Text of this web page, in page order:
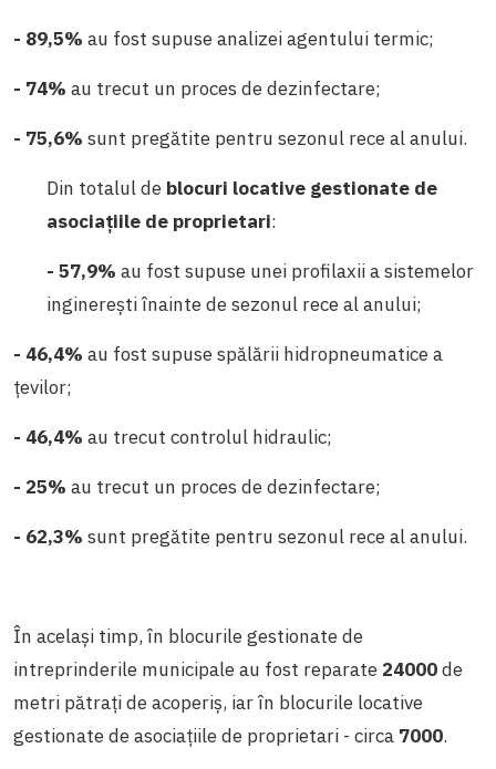
- 89,5% au fost supuse analizei agentului termic;
- 74% au trecut un proces de dezinfectare;
- 75,6% sunt pregătite pentru sezonul rece al anului.
Din totalul de blocuri locative gestionate de
asociațiile de proprietari:
- 57,9% au fost supuse unei profilaxii a sistemelor
inginerești înainte de sezonul rece al anului;
- 46,4% au fost supuse spălării hidropneumatice a
țevilor;
- 46,4% au trecut controlul hidraulic;
- 25% au trecut un proces de dezinfectare;
- 62,3% sunt pregătite pentru sezonul rece al anului.
În același timp, în blocurile gestionate de
intreprinderile municipale au fost reparate 24000de
metri pătrați de acoperiș, iar în blocurile locative
gestionate de asociațiile de proprietari - circa 7000.